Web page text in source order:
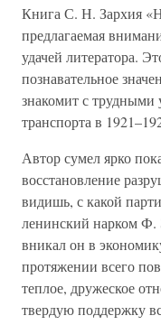
Книга С. Н. Зархия
предлагаемая
удачей литератора.
познавательное
знакомит с трудными
транспорта в
Автор сумел ярко
восстановление
видишь, с какой
ленинский нарком Ф.
вникал он в
протяжении всего
теплое, дружеское
твердую поддержку